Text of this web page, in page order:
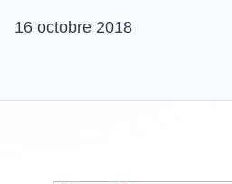
16 octobre 2018